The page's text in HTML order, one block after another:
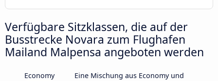
Verfügbare Sitzklassen, die auf der
Busstrecke Novara zum Flughafen
Mailand Malpensa angeboten werden
Economy
Eine Mischung aus Economy und